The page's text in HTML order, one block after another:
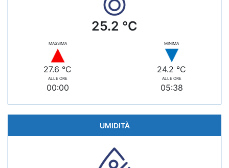
25.2 °C
MASSIMA
27.6 °C
ALLE ORE
00:00
MINIMA
24.2 °C
ALLE ORE
05:38
UMIDITÀ